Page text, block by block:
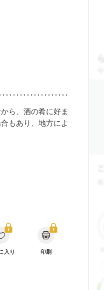
ら、酒の肴に好ま
もあり、地方によ
入り 印刷